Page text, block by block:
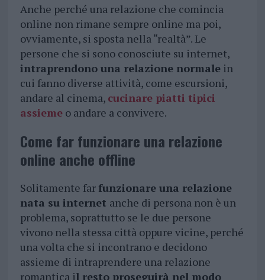
Anche perché una relazione che comincia
online non rimane sempre online ma poi,
ovviamente, si sposta nella “realtà”. Le
persone che si sono conosciute su internet,
intraprendono una relazione normalein
cui fanno diverse attività, come escursioni,
andare al cinema, cucinare piatti tipici
assiemeo andare a convivere.
Come far funzionare una relazione
online anche offline
Solitamente far funzionare una relazione
nata su internet anche di persona non è un
problema, soprattutto se le due persone
vivono nella stessa città oppure vicine, perché
una volta che si incontrano e decidono
assieme di intraprendere una relazione
romantica il resto proseguirà nel modo